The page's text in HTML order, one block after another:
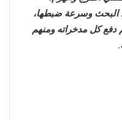
البحث وسرعة ضبطها،
دفع كل مدخراته ومنهم
.